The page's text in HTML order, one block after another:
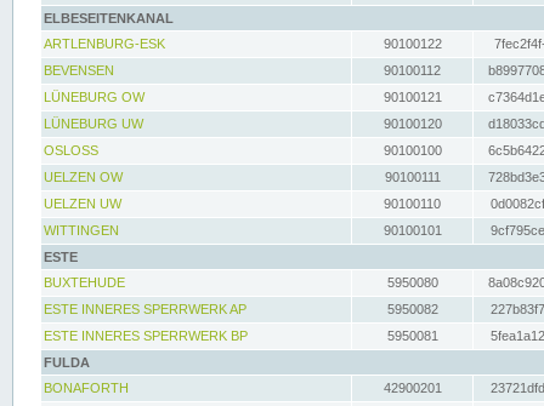
ELBESEITENKANAL
ARTLENBURG-ESK
90100122
BEVENSEN
90100112
LÜNEBURG OW
90100121
LÜNEBURG UW
90100120
OSLOSS
90100100
UELZEN OW
90100111
UELZEN UW
90100110
WITTINGEN
90100101
ESTE
BUXTEHUDE
5950080
ESTE INNERES SPERRWERK AP
5950082
ESTE INNERES SPERRWERK BP
5950081
FULDA
BONAFORTH
42900201